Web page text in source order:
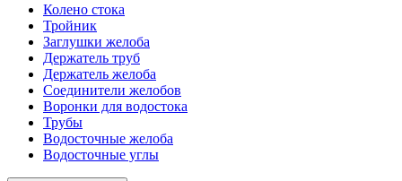
Колено стока
Тройник
Заглушки желоба
Держатель труб
Держатель желоба
Соединители желобов
Воронки для водостока
Трубы
Водосточные желоба
Водосточные углы